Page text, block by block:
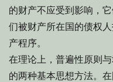
的财产不应受到影响，
们被财产所在国的债权
产程序。
在理论上，普遍性原则
的两种基本思想方法。